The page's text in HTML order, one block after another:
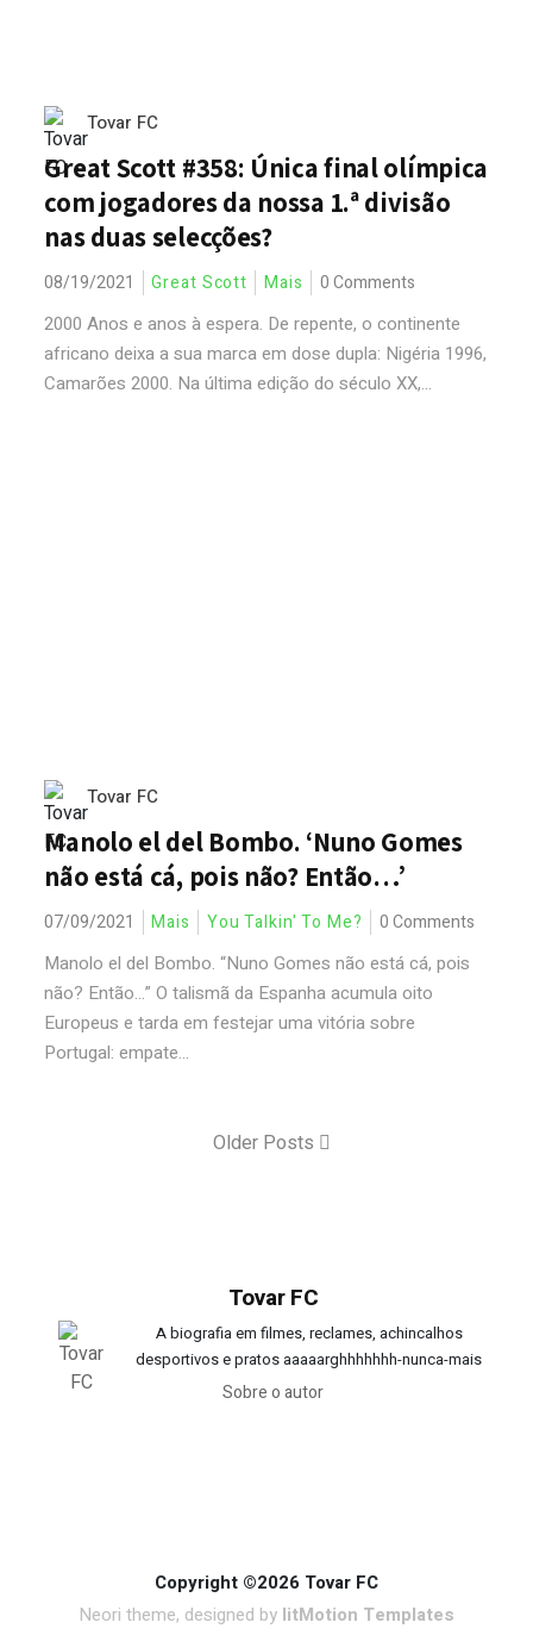
Tovar FC
Great Scott #358: Única final olímpica
com jogadores da nossa 1.ª divisão
nas duas selecções?
08/19/2021 Great Scott Mais 0 Comments
2000 Anos e anos à espera. De repente, o continente
africano deixa a sua marca em dose dupla: Nigéria 1996,
Camarões 2000. Na última edição do século XX,...
Tovar FC
Manolo el del Bombo. ‘Nuno Gomes
não está cá, pois não? Então…’
07/09/2021 Mais You Talkin' To Me? 0 Comments
Manolo el del Bombo. “Nuno Gomes não está cá, pois
não? Então...” O talismã da Espanha acumula oito
Europeus e tarda em festejar uma vitória sobre
Portugal: empate...
Older Posts
Tovar FC
A biografia em filmes, reclames, achincalhos
desportivos e pratos aaaaarghhhhhhh-nunca-mais
Sobre o autor
Copyright ©2026 Tovar FC
Neori theme, designed by litMotion Templates